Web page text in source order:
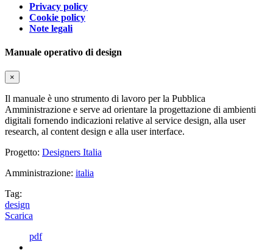
Privacy policy
Cookie policy
Note legali
Manuale operativo di design
×
Il manuale è uno strumento di lavoro per la Pubblica
Amministrazione e serve ad orientare la progettazione di ambienti
digitali fornendo indicazioni relative al service design, alla user
research, al content design e alla user interface.
Progetto: Designers Italia
Amministrazione: italia
Tag:
design
Scarica
pdf